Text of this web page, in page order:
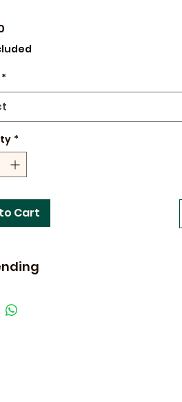
*
*
Cart
je bestelling. Deze wordt geleverd